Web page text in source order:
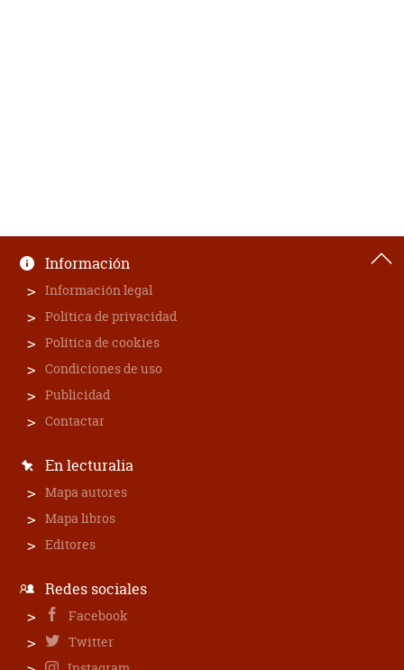
Información
Información legal
Política de privacidad
Política de cookies
Condiciones de uso
Publicidad
Contactar
En lecturalia
Mapa autores
Mapa libros
Editores
Redes sociales
Facebook
Twitter